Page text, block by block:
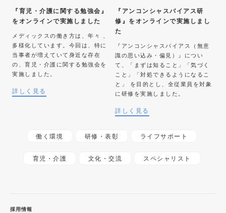
『育児・介護に関する勉強会』
をオンラインで実施しました
メディックスの働き方は、年々 、
多様化しています。今回は、特に
当事者が増えていて身近な存在
の、育児・介護に関する勉強会を
実施しました。
詳しく見る
『アンコンシャスバイアス研
修』をオンラインで実施しまし
た
『アンコンシャスバイアス（無意
識の思い込み・偏見）』につい
て、「まずは知ること」「気づく
こと」「対処できるようになるこ
と」 を目的とし、全従業員を対象
に研修を実施しました。
詳しく見る
働く環境 研修・表彰 ライフサポート
育児・介護 文化・交流 スペシャリスト
採用情報